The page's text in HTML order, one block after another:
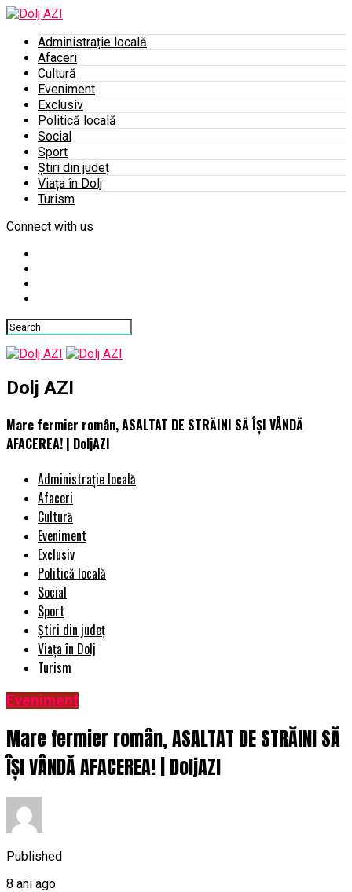
Administrație locală
Afaceri
Cultură
Eveniment
Exclusiv
Politică locală
Social
Sport
Știri din județ
Viața în Dolj
Turism
Connect with us
Dolj AZI
Mare fermier român, ASALTAT DE STRĂINI SĂ ÎȘI VÂNDĂ
AFACEREA! | DoljAZI
Administrație locală
Afaceri
Cultură
Eveniment
Exclusiv
Politică locală
Social
Sport
Știri din județ
Viața în Dolj
Turism
Eveniment
Mare fermier român, ASALTAT DE STRĂINI SĂ
ÎȘI VÂNDĂ AFACEREA! | DoljAZI
Published
8 ani ago